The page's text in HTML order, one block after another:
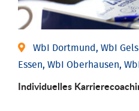
WbI Dortmund, WbI
Essen, WbI Oberhausen,
Individu­elles